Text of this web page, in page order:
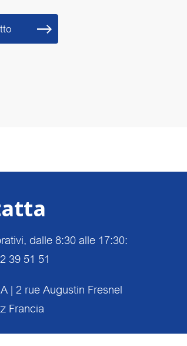
dalle 8:30 alle 17:30:
39 51 51
| 2 rue Augustin Fresnel
Francia